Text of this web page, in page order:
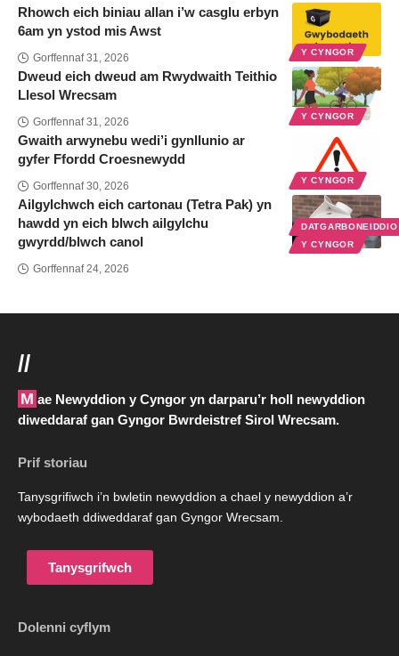
Y CYNGOR
Rhowch eich biniau allan i’w casglu erbyn
6am yn ystod mis Awst
Gorffennaf 31, 2026
Y CYNGOR
Dweud eich dweud am Rwydwaith Teithio
Llesol Wrecsam
Gorffennaf 31, 2026
Y CYNGOR
Gwaith arwynebu wedi’i gynllunio ar
gyfer Ffordd Croesnewydd
Gorffennaf 30, 2026
Y CYNGOR
Ailgylchwch eich cartonau (Tetra Pak) yn
hawdd yn eich blwch ailgylchu
gwyrdd/blwch canol
Gorffennaf 24, 2026
//
Mae Newyddion y Cyngor yn darparu’r holl newyddion
diweddaraf gan Gyngor Bwrdeistref Sirol Wrecsam.
Prif storiau
Tanysgrifiwch i’n bwletin newyddion a chael y newyddion a’r
wybodaeth ddiweddaraf gan Gyngor Wrecsam.
Tanysgrifwch
Dolenni cyflym